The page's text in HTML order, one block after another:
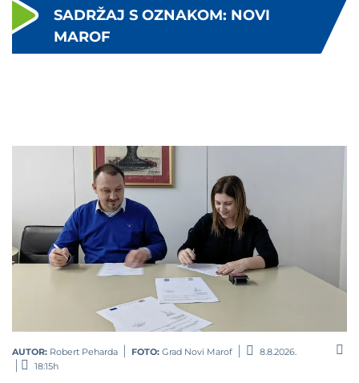
SADRŽAJ S OZNAKOM: NOVI
MAROF
AUTOR: Robert Peharda FOTO: Grad Novi Marof
8.8.2026.
18:15h